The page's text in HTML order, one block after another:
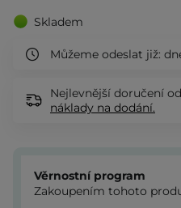
Skladem
Můžeme odeslat již:
Nejlevnější doručení
náklady na dodání.
Věrnostní program
Zakoupením tohoto